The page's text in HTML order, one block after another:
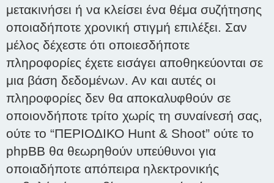
μετακινήσει ή να κλείσει ένα θέμα συζήτησης
οποιαδήποτε χρονική στιγμή επιλέξει. Σαν
μέλος δέχεστε ότι οποιεσδήποτε
πληροφορίες έχετε εισάγει αποθηκεύονται σε
μια βάση δεδομένων. Αν και αυτές οι
πληροφορίες δεν θα αποκαλυφθούν σε
οποιονδήποτε τρίτο χωρίς τη συναίνεσή σας,
ούτε το “ΠΕΡΙΟΔΙΚΟ Hunt & Shoot” ούτε το
phpBB θα θεωρηθούν υπεύθυνοι για
οποιαδήποτε απόπειρα ηλεκτρονικής